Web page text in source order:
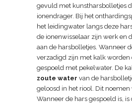
gevuld met kunstharsbolletjes
ionendrager. Bij het
het leidingwater langs deze
de ionenwisselaar zijn werk en
aan de harsbolletjes. Wanneer
verzadigd zijn met kalk worden
gespoeld met pekelwater. De
zoute water van de
geloosd in het riool. Dit
Wanneer de hars gespoeld is, is